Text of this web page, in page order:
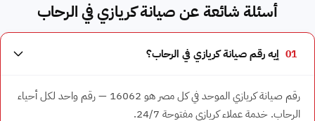
أسئلة شائعة عن صيانة كريازي في الرحاب
01 إيه رقم صيانة كريازي في الرحاب؟
رقم صيانة كريازي الموحد في كل مصر هو 16062 — رقم واحد لكل أحياء
الرحاب. خدمة عملاء كريازي مفتوحة 24/7.